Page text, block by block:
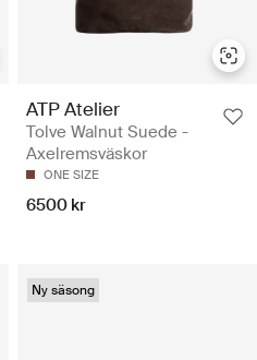
ATP Atelier
Tolve Walnut Suede -
Axelremsväskor
ONE SIZE
6500 kr
Ny säsong